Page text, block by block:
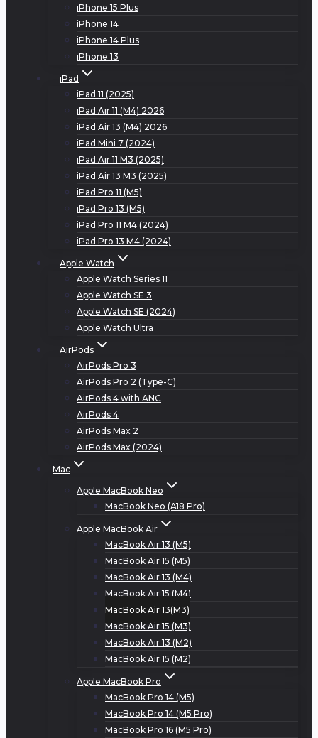
iPhone 15 Plus
iPhone 14
iPhone 14 Plus
iPhone 13
iPad
iPad 11 (2025)
iPad Air 11 (M4) 2026
iPad Air 13 (M4) 2026
iPad Mini 7 (2024)
iPad Air 11 M3 (2025)
iPad Air 13 M3 (2025)
iPad Pro 11 (M5)
iPad Pro 13 (M5)
iPad Pro 11 M4 (2024)
iPad Pro 13 M4 (2024)
Apple Watch
Apple Watch Series 11
Apple Watch SE 3
Apple Watch SE (2024)
Apple Watch Ultra
AirPods
AirPods Pro 3
AirPods Pro 2 (Type-C)
AirPods 4 with ANC
AirPods 4
AirPods Max 2
AirPods Max (2024)
Mac
Apple MacBook Neo
MacBook Neo (A18 Pro)
Apple MacBook Air
MacBook Air 13 (M5)
MacBook Air 15 (M5)
MacBook Air 13 (M4)
MacBook Air 15 (M4)
MacBook Air 13(M3)
MacBook Air 15 (M3)
MacBook Air 13 (M2)
MacBook Air 15 (M2)
Apple MacBook Pro
MacBook Pro 14 (M5)
MacBook Pro 14 (M5 Pro)
MacBook Pro 16 (M5 Pro)